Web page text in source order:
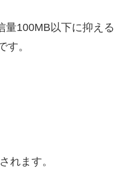
量100MB以下に抑える
す。
れます。